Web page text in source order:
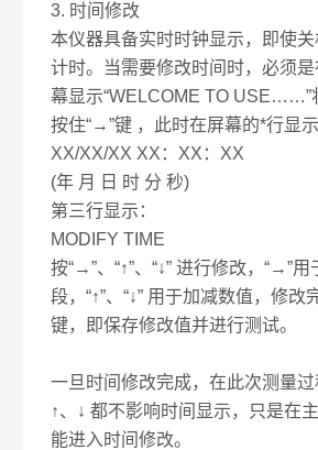
3. 时间修改
本仪器具备实时时钟显示，即使
计时。当需要修改时间时，必须
幕显示“WELCOME TO USE……”
按住“→”键 ，此时在屏幕的*行显示
XX/XX/XX XX：XX：XX
(年 月 日 时 分 秒)
第三行显示：
MODIFY TIME
按“→”、“↑”、“↓” 进行修改，“→”
段，“↑”、“↓” 用于加减数值，修改
键，即保存修改值并进行测试。
一旦时间修改完成，在此次测量
↑、↓ 都不影响时间显示，只是在
能进入时间修改。